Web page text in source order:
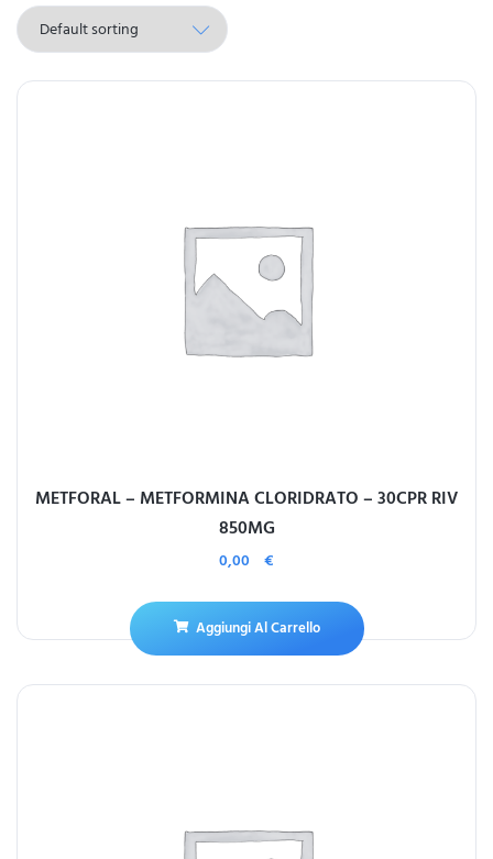
METFORAL – METFORMINA CLORIDRATO – 30CPR RIV
850MG
0,00 €
Aggiungi Al Carrello